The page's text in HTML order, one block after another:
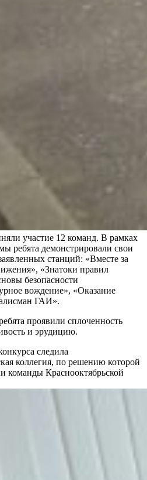
участие 12 команд. В рамках
ребята демонстрировали свои
станций: «Вместе за
«Знатоки правил
безопасности
вождение», «Оказание
ГАИ».
проявили сплоченность
и эрудицию.
следила
коллегия, по решению которой
команды Краснооктябрьской